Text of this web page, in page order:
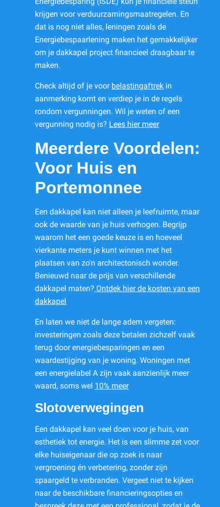
krijgen voor verduurzamingsmaatregelen. En
dat is nog niet alles, leningen zoals de
Energiebespaarlening maken het gemakkelijker
om je dakkapel project financieel draagbaar te
maken.
Check altijd of je voor belastingaftrek in
aanmerking komt en verdiep je in de regels
rondom vergunningen. Wil je weten of een
vergunning nodig is? Lees hier meer
Meerdere Voordelen:
Voor Huis en
Portemonnee
Een dakkapel kan niet alleen je leefruimte, maar
ook de waarde van je huis verhogen. Begrijp
waarom het een goede keuze is en hoeveel
vierkante meters je kunt winnen met het
plaatsen van zo'n architectonisch wonder.
Benieuwd naar de prijs van verschillende
dakkapel maten? Ontdek hier de kosten van een
dakkapel
En laten we niet de lange adem vergeten:
investeringen zoals deze betalen zichzelf vaak
terug door energiebesparingen en een
waardestijging van je woning. Woningen met
een energielabel A zijn vaak aanzienlijk meer
waard, soms wel 10% meer
Slotoverwegingen
Een dakkapel kan veel doen voor je huis, van
esthetiek tot energie. Het is een slimme zet voor
elke huiseigenaar die op zoek is naar
vergroening én verbetering, zonder zijn
spaargeld te verbranden. Vergeet niet te kijken
naar de beschikbare financieringsopties en